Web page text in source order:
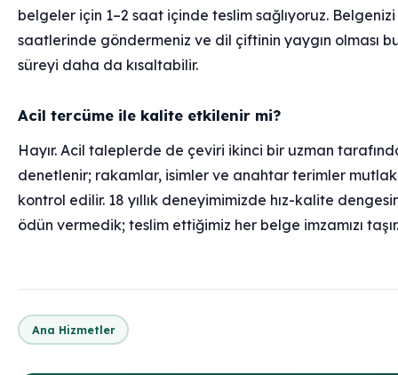
belgeler için 1–2 saat içinde teslim sağlıyoruz.
saatlerinde göndermeniz ve dil çiftinin yaygın olması
süreyi daha da kısaltabilir.
Acil tercüme ile kalite etkilenir mi?
Hayır. Acil taleplerde de çeviri ikinci bir uzman
denetlenir; rakamlar, isimler ve anahtar terimler
kontrol edilir. 18 yıllık deneyimimizde hız-kalite
ödün vermedik; teslim ettiğimiz her belge imzamızı taşır.
Ana Hizmetler